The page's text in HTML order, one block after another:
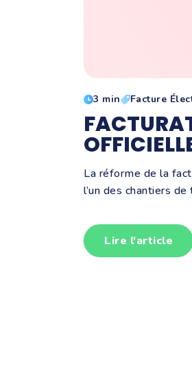
3 min Facture
La réforme de la
l’un des chantiers
Lire l'article